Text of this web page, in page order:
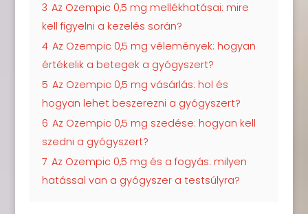
3 Az Ozempic 0,5 mg mellékhatásai: mire
kell figyelni a kezelés során?
4 Az Ozempic 0,5 mg vélemények: hogyan
értékelik a betegek a gyógyszert?
5 Az Ozempic 0,5 mg vásárlás: hol és
hogyan lehet beszerezni a gyógyszert?
6 Az Ozempic 0,5 mg szedése: hogyan kell
szedni a gyógyszert?
7 Az Ozempic 0,5 mg és a fogyás: milyen
hatással van a gyógyszer a testsúlyra?